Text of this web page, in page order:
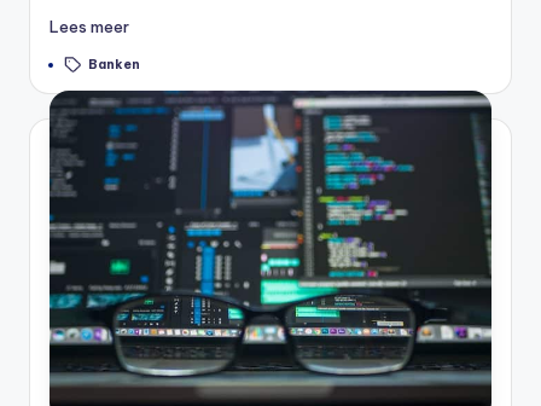
Lees meer
Tags: Banken